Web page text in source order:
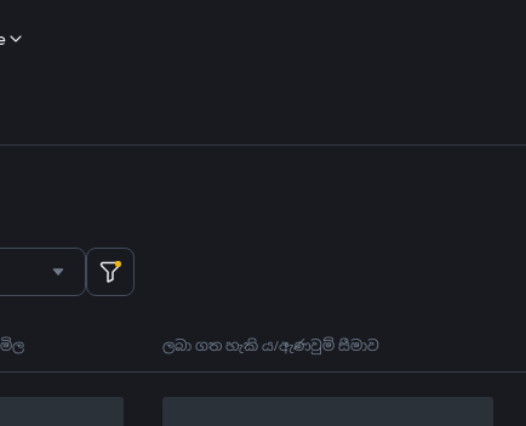
මිල ලබා ගත හැකි ය/ඇණවුම් සීමාව